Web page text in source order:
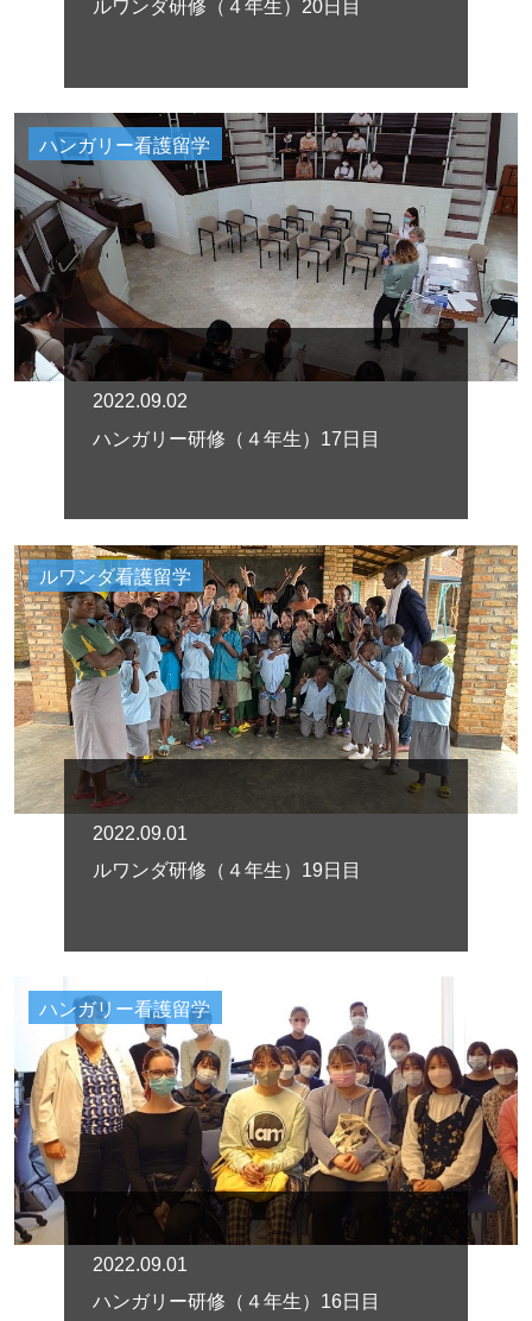
ルワンダ研修（４年生）20日目
ハンガリー看護留学
2022.09.02
ハンガリー研修（４年生）17日目
ルワンダ看護留学
2022.09.01
ルワンダ研修（４年生）19日目
ハンガリー看護留学
2022.09.01
ハンガリー研修（４年生）16日目